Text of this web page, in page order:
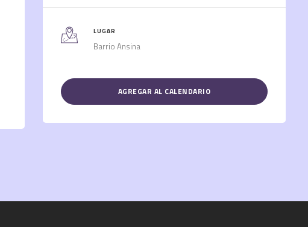
LUGAR
Barrio Ansina
AGREGAR AL CALENDARIO